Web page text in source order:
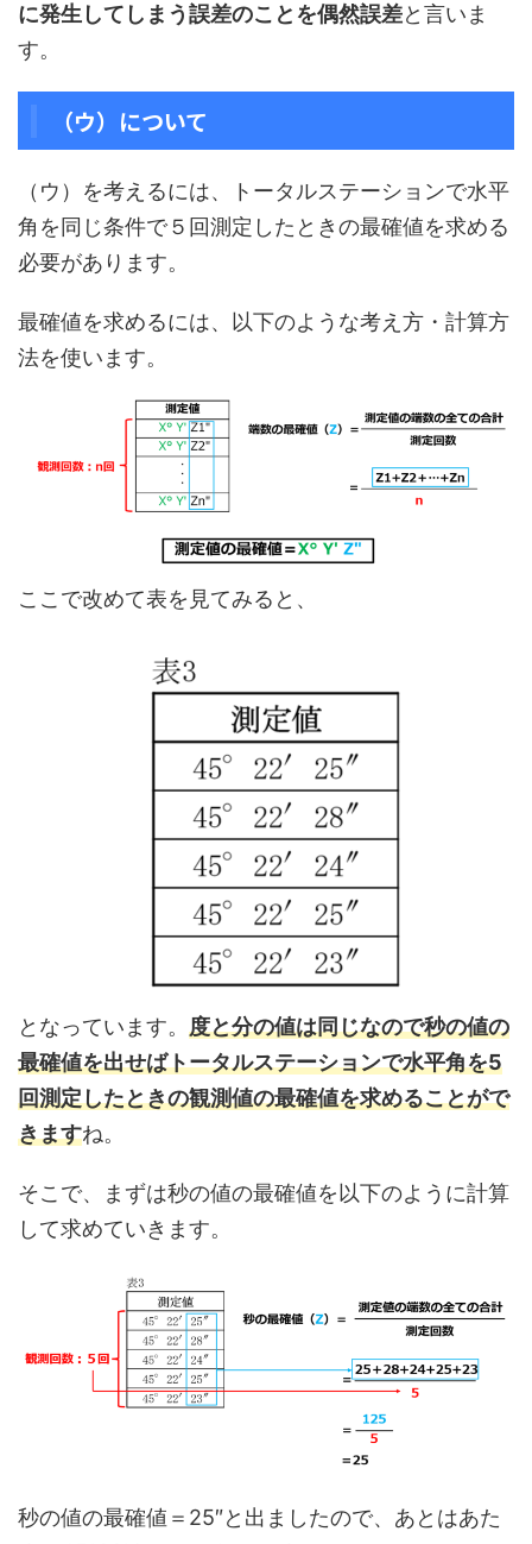
に発生してしまう誤差のことを偶然誤差と言いま
す。
（ウ）について
（ウ）を考えるには、トータルステーションで水平
角を同じ条件で５回測定したときの最確値を求める
必要があります。
最確値を求めるには、以下のような考え方・計算方
法を使います。
ここで改めて表を見てみると、
となっています。 度と分の値は同じなので秒の値の
最確値を出せばトータルステーションで水平角を5
回測定したときの観測値の最確値を求めることがで
きますね。
そこで、まずは秒の値の最確値を以下のように計算
して求めていきます。
秒の値の最確値＝25″と出ましたので、あとはあた